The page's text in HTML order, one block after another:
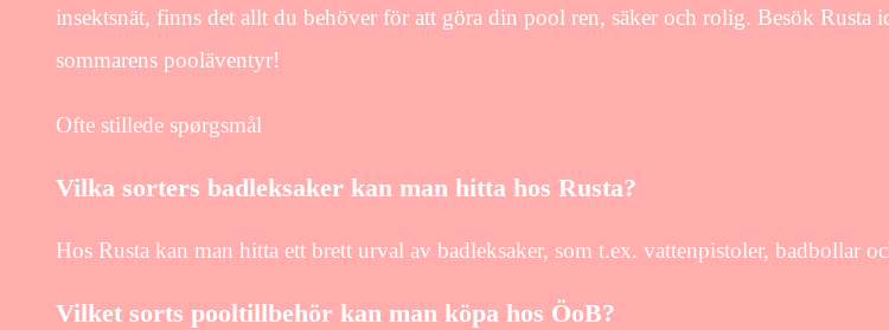
insektsnät, finns det allt du behöver för att göra din pool ren, säker och rolig. Besök
sommarens pooläventyr!
Ofte stillede spørgsmål
Vilka sorters badleksaker kan man hitta hos Rusta?
Hos Rusta kan man hitta ett brett urval av badleksaker, som t.ex. vattenpistoler, badbollar
Vilket sorts pooltillbehör kan man köpa hos ÖoB?